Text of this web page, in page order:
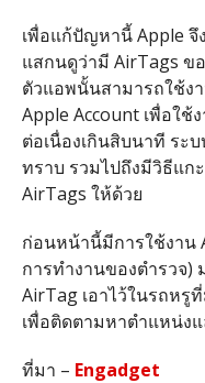
เพื่อแก้ปัญหานี้ Apple จึ
แสกนดูว่ามี AirTags ข
ตัวแอพนั้นสามารถใช้ง
Apple Account เพื่อใช้
ต่อเนื่องเกินสิบนาที ระ
ทราบ รวมไปถึงมีวิธีแก
AirTags ให้ด้วย
ก่อนหน้านี้มีการใช้งาน
การทำงานของตำรวจ)
AirTag เอาไว้ในรถหรู
เพื่อติดตามหาตำแหน่ง
ที่มา – Engadget